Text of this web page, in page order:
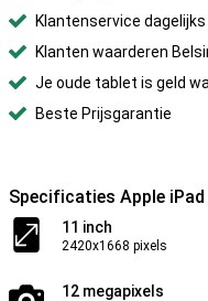
Klantenservice
Klanten waarderen
Je oude tablet is geld
Beste Prijsgarantie
Specificaties Apple
11 inch
2420x1668 pixels
12 megapixels